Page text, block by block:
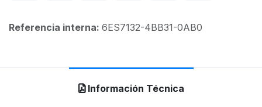
Referencia interna: 6ES7132-4BB31-0AB0
Información Técnica